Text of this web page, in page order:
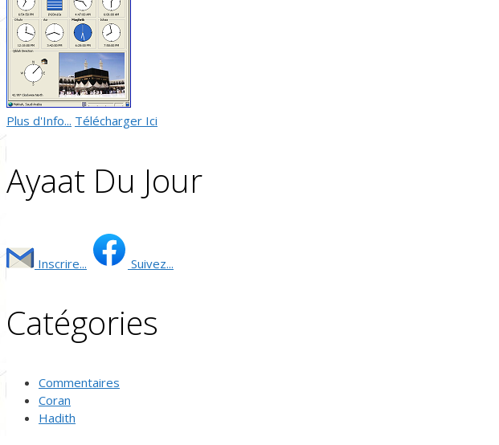
Plus d'Info... Télécharger Ici
Ayaat Du Jour
Inscrire... Suivez...
Catégories
Commentaires
Coran
Hadith